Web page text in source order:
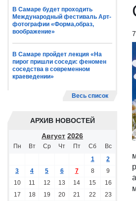
В Самаре будет проходить
Международный фестиваль Арт-
фотографии «Форма,образ,
воображение»
В Самаре пройдет лекция «На
пирог пришли соседи: феномен
соседства в современном
краеведении»
Весь список
АРХИВ НОВОСТЕЙ
Август 2026
Пн Вт Ср Чт Пт Сб
Вс
1
2
3
4 5 6 7 8
9
10
11 12 13 14 15
16
17
18 19 20 21 22
23